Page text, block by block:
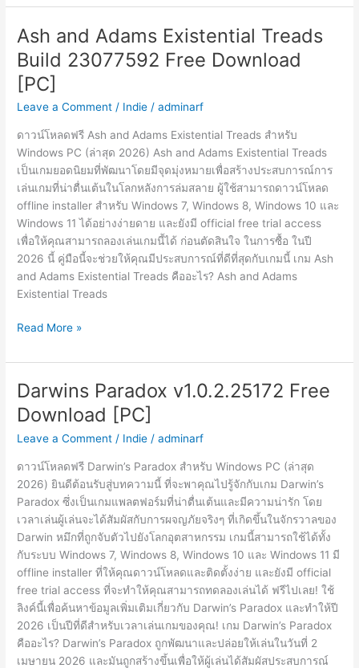
Seed
Life
Build
23067653
Free
Download
[PC]
Ash and Adams Existential Treads
Build 23077592 Free Download
[PC]
Leave a Comment / Indie /adminarf
ดาวน์โหลดฟรี Ash and Adams Existential Treads สำหรับ
Windows PC (ล่าสุด 2026) Ash and Adams Existential Treads
เป็นเกมยอดนิยมที่พัฒนาโดยมีจุดมุ่งหมายเพื่อสร้างประสบการณ์การ
เล่นเกมที่น่าตื่นเต้นในโลกหลังการล่มสลาย ผู้ใช้สามารถดาวน์โหลด
offline installer สำหรับ Windows 7, Windows 8, Windows 10 และ
Windows 11 ได้อย่างง่ายดาย และยังมี official free trial access
เพื่อให้คุณสามารถลองเล่นเกมนี้ได้ ก่อนตัดสินใจ ในการซื้อ ในปี
2026 นี้ คู่มือนี้จะช่วยให้คุณมีประสบการณ์ที่ดีที่สุดกับเกมนี้ เกม Ash
and Adams Existential Treads คืออะไร? Ash and Adams
Existential Treads
Ash
Adams
Existential
Treads
Build
23077592
Download
[PC]
Read More »
Darwins Paradox v1.0.2.25172 Free
Download [PC]
Leave a Comment / Indie /adminarf
ดาวน์โหลดฟรี Darwin’s Paradox สำหรับ Windows PC (ล่าสุด
2026) ยินดีต้อนรับสู่บทความนี้ ที่จะพาคุณไปรู้จักกับเกม Darwin’s
Paradox ซึ่งเป็นเกมแพลตฟอร์มที่น่าตื่นเต้นและมีความน่ารัก โดย
เวลาเล่นผู้เล่นจะได้สัมผัสกับการผจญภัยจริงๆ ที่เกิดขึ้นในจักรวาลของ
Darwin หมึกที่ถูกจับตัวไปยังโลกอุตสาหกรรม เกมนี้สามารถใช้ได้ทั้ง
กับระบบ Windows 7, Windows 8, Windows 10 และ Windows 11 มี
offline installer ที่ให้คุณดาวน์โหลดและติดตั้งง่าย และยังมี official
free trial access ที่จะทำให้คุณสามารถทดลองเล่นได้ ฟรีไปเลย! ใช้
ลิงค์นี้เพื่อค้นหาข้อมูลเพิ่มเติมเกี่ยวกับ Darwin’s Paradox และทำให้ปี
2026 เป็นปีที่ดีสำหรับเวลาเล่นเกมของคุณ! เกม Darwin’s Paradox
คืออะไร? Darwin’s Paradox ถูกพัฒนาและปล่อยให้เล่นในวันที่ 2
เมษายน 2026 และมันถูกสร้างขึ้นเพื่อให้ผู้เล่นได้สัมผัสประสบการณ์